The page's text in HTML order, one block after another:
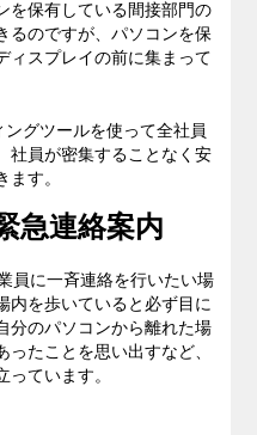
を保有している間接部門の
るのですが、パソコンを保
ィスプレイの前に集まって
グツールを使って全社員
社員が密集することなく安
ます。
急連絡案内
員に一斉連絡を行いたい場
内を歩いていると必ず目に
分のパソコンから離れた場
たことを思い出すなど、
っています。